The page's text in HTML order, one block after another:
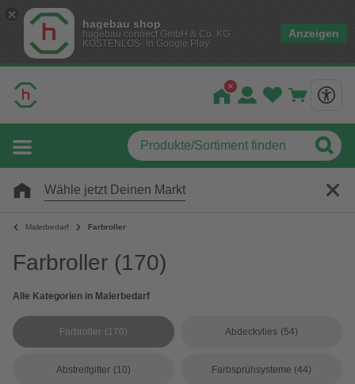
hagebau shop
hagebau connect GmbH & Co. KG
KOSTENLOS- In Google Play
Anzeigen
Wähle jetzt Deinen Markt
Malerbedarf Farbroller
Farbroller (170)
Alle Kategorien in Malerbedarf
Farbroller (170) Abdeckvlies (54)
Abstreifgitter (10) Farbsprühsysteme (44)